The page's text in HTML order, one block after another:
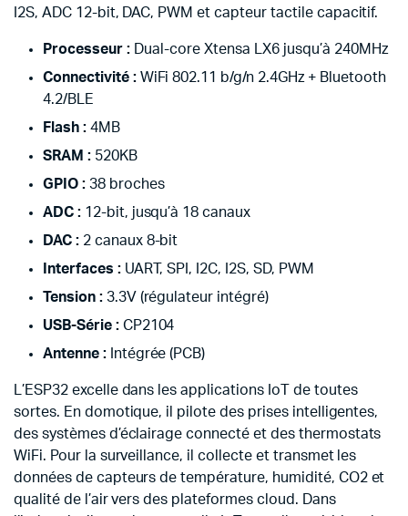
I2S, ADC 12-bit, DAC, PWM et capteur tactile capacitif.
Processeur :Dual-core Xtensa LX6 jusqu’à 240MHz
Connectivité :WiFi 802.11 b/g/n 2.4GHz + Bluetooth
4.2/BLE
Flash :4MB
SRAM :520KB
GPIO :38 broches
ADC :12-bit, jusqu’à 18 canaux
DAC :2 canaux 8-bit
Interfaces :UART, SPI, I2C, I2S, SD, PWM
Tension :3.3V (régulateur intégré)
USB-Série :CP2104
Antenne :Intégrée (PCB)
L’ESP32 excelle dans les applications IoT de toutes
sortes. En domotique, il pilote des prises intelligentes,
des systèmes d’éclairage connecté et des thermostats
WiFi. Pour la surveillance, il collecte et transmet les
données de capteurs de température, humidité, CO2 et
qualité de l’air vers des plateformes cloud. Dans